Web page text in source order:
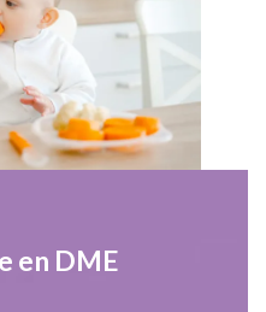
en DME